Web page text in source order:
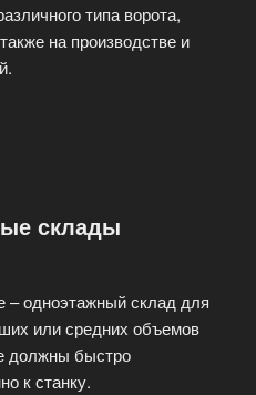
типа ворота,
на производстве и
склады
– одноэтажный склад для
или средних объемов
должны быстро
к станку.